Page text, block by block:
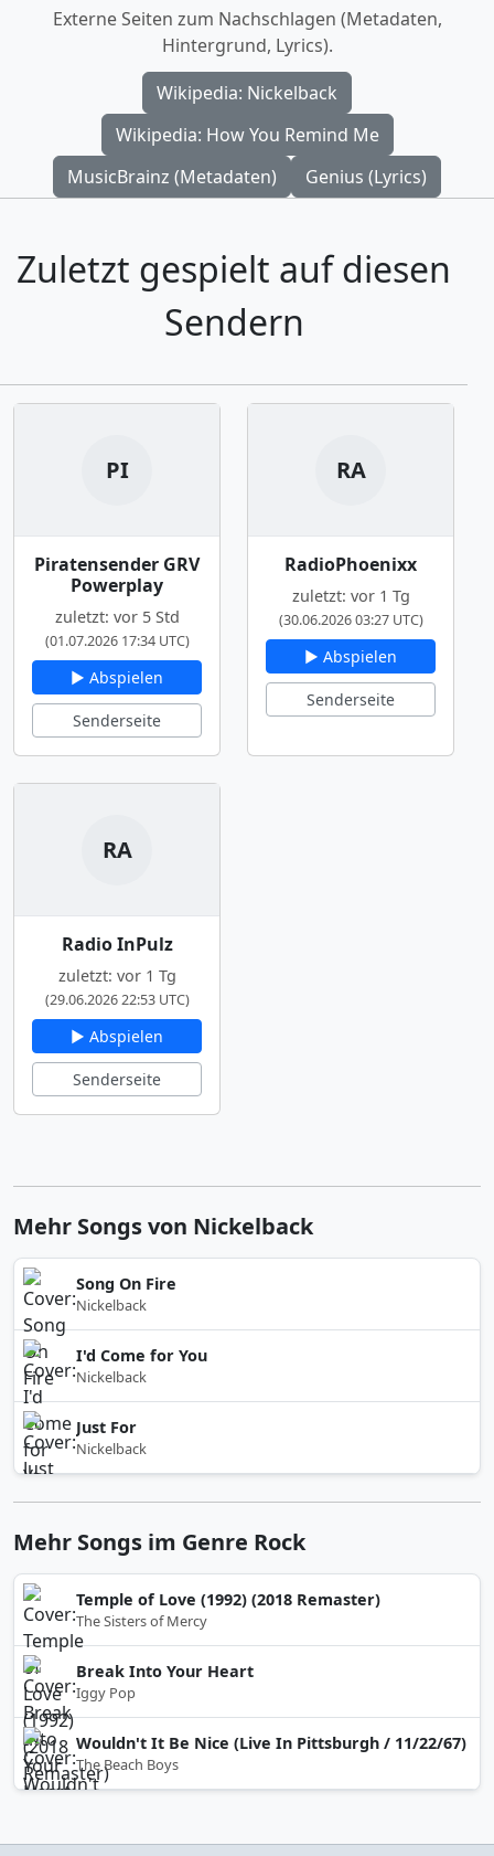
Externe Seiten zum Nachschlagen (Metadaten,
Hintergrund, Lyrics).
Wikipedia: Nickelback
Wikipedia: How You Remind Me
MusicBrainz (Metadaten)
Genius (Lyrics)
Zuletzt gespielt auf diesen
Sendern
PI
Piratensender GRV
Powerplay
zuletzt: vor 5 Std
(01.07.2026 17:34 UTC)
▶ Abspielen
Senderseite
RA
RadioPhoenixx
zuletzt: vor 1 Tg
(30.06.2026 03:27 UTC)
▶ Abspielen
Senderseite
RA
Radio InPulz
zuletzt: vor 1 Tg
(29.06.2026 22:53 UTC)
▶ Abspielen
Senderseite
Mehr Songs von Nickelback
Song On Fire
Nickelback
I'd Come for You
Nickelback
Just For
Nickelback
Mehr Songs im Genre Rock
Temple of Love (1992) (2018 Remaster)
The Sisters of Mercy
Break Into Your Heart
Iggy Pop
Wouldn't It Be Nice (Live In Pittsburgh / 11/22/67)
The Beach Boys